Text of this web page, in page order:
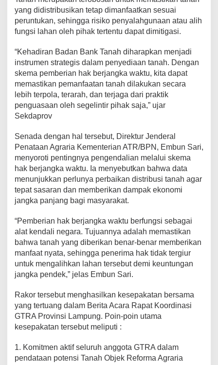
g
r
a
i
u
n
t
u
k
s
e
j
t
e
r
a
n
R
a
k
y
t
yang didistribusikan tetap dimanfaatkan sesuai
peruntukan, sehingga risiko penyalahgunaan atau alih
fungsi lahan oleh pihak tertentu dapat dimitigasi.
“Kehadiran Badan Bank Tanah diharapkan menjadi
instrumen strategis dalam penyediaan tanah. Dengan
skema pemberian hak berjangka waktu, kita dapat
memastikan pemanfaatan tanah dilakukan secara
lebih terpola, terarah, dan terjaga dari praktik
penguasaan oleh segelintir pihak saja,” ujar
Sekdaprov
Senada dengan hal tersebut, Direktur Jenderal
Penataan Agraria Kementerian ATR/BPN, Embun Sari,
menyoroti pentingnya pengendalian melalui skema
hak berjangka waktu. Ia menyebutkan bahwa data
menunjukkan perlunya perbaikan distribusi tanah agar
tepat sasaran dan memberikan dampak ekonomi
jangka panjang bagi masyarakat.
“Pemberian hak berjangka waktu berfungsi sebagai
alat kendali negara. Tujuannya adalah memastikan
bahwa tanah yang diberikan benar-benar memberikan
manfaat nyata, sehingga penerima hak tidak tergiur
untuk mengalihkan lahan tersebut demi keuntungan
jangka pendek,” jelas Embun Sari.
Rakor tersebut menghasilkan kesepakatan bersama
yang tertuang dalam Berita Acara Rapat Koordinasi
GTRA Provinsi Lampung. Poin-poin utama
kesepakatan tersebut meliputi :
1. Komitmen aktif seluruh anggota GTRA dalam
pendataan potensi Tanah Objek Reforma Agraria